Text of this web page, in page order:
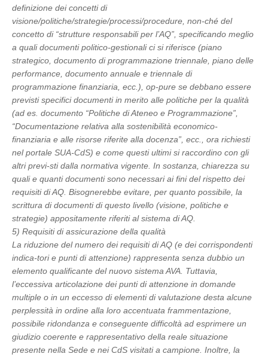
definizione dei concetti di
visione/politiche/strategie/processi/procedure, non-ché del
concetto di “strutture responsabili per l’AQ”, specificando meglio
a quali documenti politico-gestionali ci si riferisce (piano
strategico, documento di programmazione triennale, piano delle
performance, documento annuale e triennale di
programmazione finanziaria, ecc.), op-pure se debbano essere
previsti specifici documenti in merito alle politiche per la qualità
(ad es. documento “Politiche di Ateneo e Programmazione”,
“Documentazione relativa alla sostenibilità economico-
finanziaria e alle risorse riferite alla docenza”, ecc., ora richiesti
nel portale SUA-CdS) e come questi ultimi si raccordino con gli
altri previ-sti dalla normativa vigente. In sostanza, chiarezza su
quali e quanti documenti sono necessari ai fini del rispetto dei
requisiti di AQ. Bisognerebbe evitare, per quanto possibile, la
scrittura di documenti di questo livello (visione, politiche e
strategie) appositamente riferiti al sistema di AQ.
5) Requisiti di assicurazione della qualità
La riduzione del numero dei requisiti di AQ (e dei corrispondenti
indica-tori e punti di attenzione) rappresenta senza dubbio un
elemento qualificante del nuovo sistema AVA. Tuttavia,
l’eccessiva articolazione dei punti di attenzione in domande
multiple o in un eccesso di elementi di valutazione desta alcune
perplessità in ordine alla loro accentuata frammentazione,
possibile ridondanza e conseguente difficoltà ad esprimere un
giudizio coerente e rappresentativo della reale situazione
presente nella Sede e nei CdS visitati a campione. Inoltre, la